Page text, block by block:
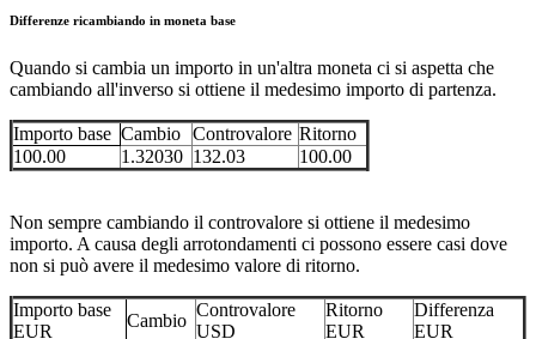
Differenze ricambiando in moneta base
Quando si cambia un importo in un'altra moneta ci si aspetta che
cambiando all'inverso si ottiene il medesimo importo di partenza.
Importo base Cambio Controvalore Ritorno
100.00
1.32030 132.03 100.00
Non sempre cambiando il controvalore si ottiene il medesimo
importo. A causa degli arrotondamenti ci possono essere casi dove
non si può avere il medesimo valore di ritorno.
Importo base
EUR
Cambio
Controvalore
USD
Ritorno
EUR
Differenza
EUR